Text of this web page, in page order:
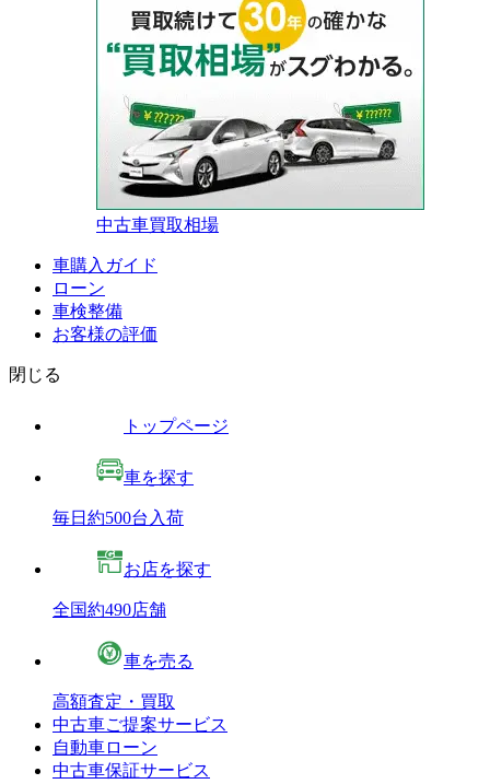
中古車買取相場
車購入ガイド
ローン
車検整備
お客様の評価
閉じる
トップページ
車を探す
毎日約500台入荷
お店を探す
全国約490店舗
車を売る
高額査定・買取
中古車ご提案サービス
自動車ローン
中古車保証サービス